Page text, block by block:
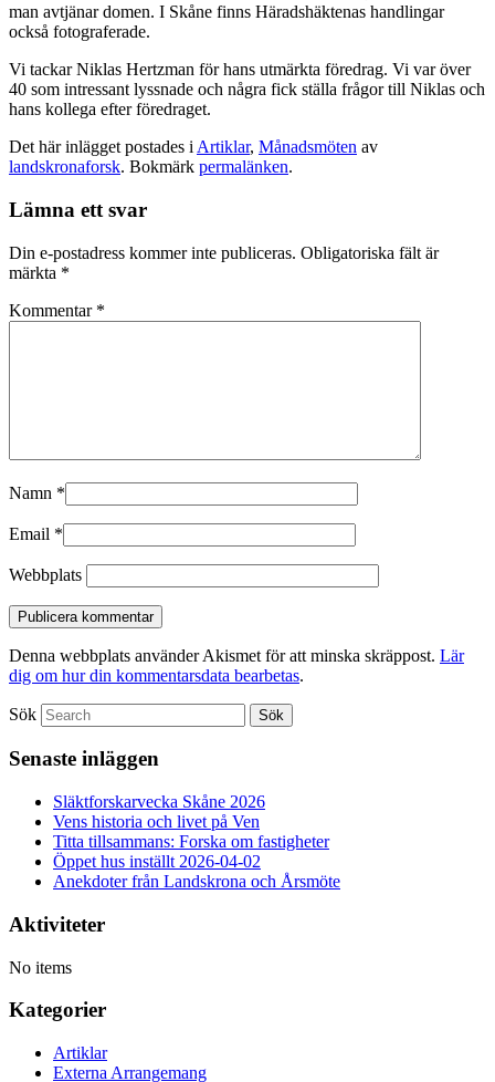
man avtjänar domen. I Skåne finns Häradshäktenas handlingar
också fotograferade.
Vi tackar Niklas Hertzman för hans utmärkta föredrag. Vi var över
40 som intressant lyssnade och några fick ställa frågor till Niklas och
hans kollega efter föredraget.
Det här inlägget postades i Artiklar, Månadsmöten av
landskronaforsk. Bokmärk permalänken.
Lämna ett svar
Din e-postadress kommer inte publiceras. Obligatoriska fält är
märkta *
Kommentar *
Namn *
Email *
Webbplats
Denna webbplats använder Akismet för att minska skräppost. Lär
dig om hur din kommentarsdata bearbetas.
Sök
Senaste inläggen
Släktforskarvecka Skåne 2026
Vens historia och livet på Ven
Titta tillsammans: Forska om fastigheter
Öppet hus inställt 2026-04-02
Anekdoter från Landskrona och Årsmöte
Aktiviteter
No items
Kategorier
Artiklar
Externa Arrangemang